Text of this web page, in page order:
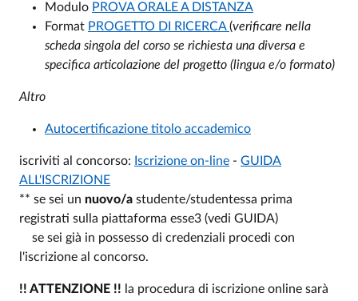
Modulo PROVA ORALE A DISTANZA
Format PROGETTO DI RICERCA(verificare nella
scheda singola del corso se richiesta una diversa e
specifica articolazione del progetto (lingua e/o formato)
Altro
Autocertificazione titolo accademico
iscriviti al concorso: Iscrizione on-line - GUIDA
ALL'ISCRIZIONE
** se sei un nuovo/a studente/studentessa prima
registrati sulla piattaforma esse3 (vedi GUIDA)
se sei già in possesso di credenziali procedi con
l'iscrizione al concorso.
!! ATTENZIONE !! la procedura di iscrizione online sarà